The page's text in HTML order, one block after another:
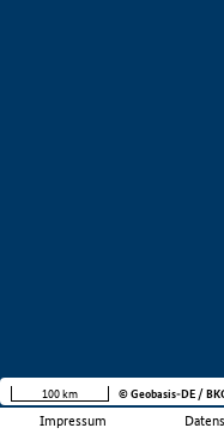
Impressum
100 km © Geobasis-DE /